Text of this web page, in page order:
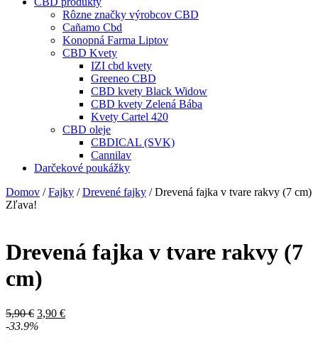
Rôzne značky výrobcov CBD
Cañamo Cbd
Konopná Farma Liptov
CBD Kvety
IZI cbd kvety
Greeneo CBD
CBD kvety Black Widow
CBD kvety Zelená Bába
Kvety Cartel 420
CBD oleje
CBDICAL (SVK)
Cannilav
Darčekové poukážky
Domov /Fajky /Drevené fajky / Drevená fajka v tvare rakvy (7 cm)
Zľava!
Drevená fajka v tvare rakvy (7
cm)
5,90€ Pôvodná
cena
3,90 €Aktuálna
-33.9%